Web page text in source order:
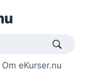
Om eKurser.nu